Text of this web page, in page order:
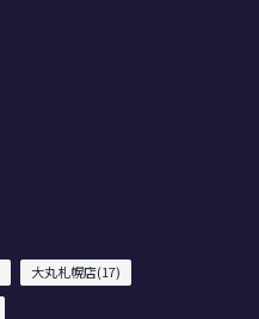
大丸札幌店(17)